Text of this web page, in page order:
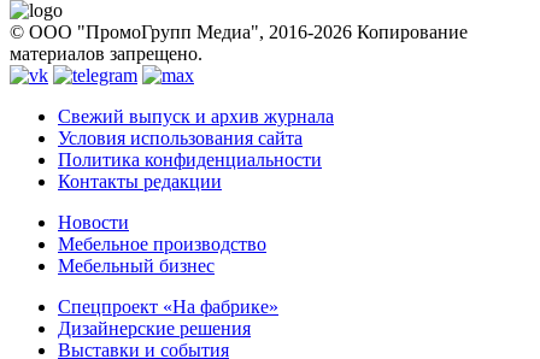
© ООО "ПромоГрупп Медиа", 2016-2026 Копирование
материалов запрещено.
Свежий выпуск и архив журнала
Условия использования сайта
Политика конфиденциальности
Контакты редакции
Новости
Мебельное производство
Мебельный бизнес
Спецпроект «На фабрике»
Дизайнерские решения
Выставки и события